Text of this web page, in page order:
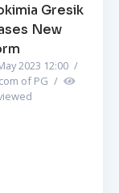
Gresik
New
2023 12:00 /
of PG /